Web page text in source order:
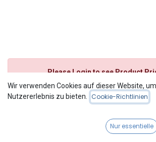
Please Loginto see Product
Hohlfräser Fig.
Wir verwenden Cookies auf dieser Website,
Nutzererlebnis zu bieten.
Cookie-Richtlinien
Nur essentielle